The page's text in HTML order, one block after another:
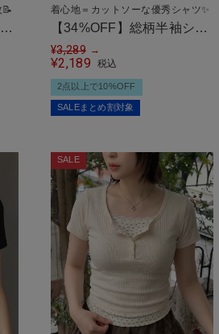
着心地＝カットソーな優秀シャツ✨
【34%OFF】総柄半袖シャ
ツ/小花柄/リボン/全6種
¥3,289 →
¥2,189 税込
2点以上で10%OFF
SALEまとめ割対象
SALE